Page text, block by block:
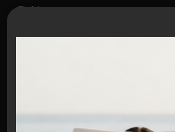
RETROUVEZ L'ACTUALITÉ DE